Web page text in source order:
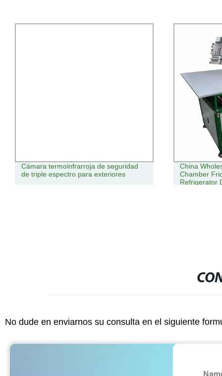
Cámara termoinfrarroja de seguridad
de triple espectro para exteriores
China
Chamber
Refrigerator
No dude en enviarnos su consulta en el siguiente